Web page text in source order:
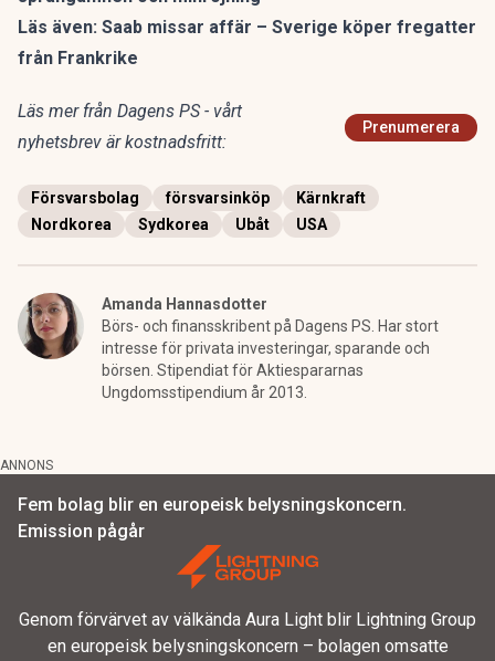
Läs även: Saab missar affär – Sverige köper fregatter
från Frankrike
Läs mer från Dagens PS - vårt
nyhetsbrev är kostnadsfritt:
Prenumerera
Försvarsbolag försvarsinköp
Kärnkraft
Nordkorea
Sydkorea Ubåt USA
Amanda Hannasdotter
Börs- och finansskribent på Dagens PS. Har stort
intresse för privata investeringar, sparande och
börsen. Stipendiat för Aktiespararnas
Ungdomsstipendium år 2013.
ANNONS
Fem bolag blir en europeisk belysningskoncern.
Emission pågår
Genom förvärvet av välkända Aura Light blir Lightning Group
en europeisk belysningskoncern – bolagen omsatte